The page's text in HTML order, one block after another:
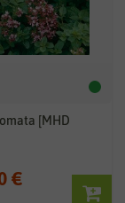
[MHD
€